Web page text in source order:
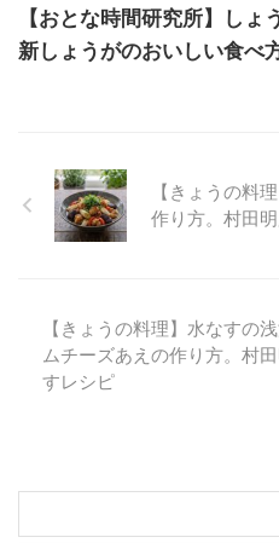
【おとな時間研究所】しょ
新しょうがのおいしい食べ
【きょうの料
作り方。村田
【きょうの料理】水なすの
ムチーズあえの作り方。村
すレシピ